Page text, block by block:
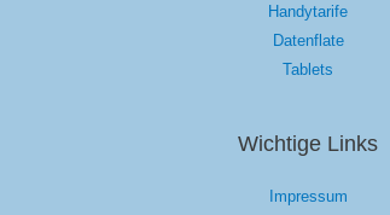
Handytarife
Datenflate
Tablets
Wichtige Links
Impressum